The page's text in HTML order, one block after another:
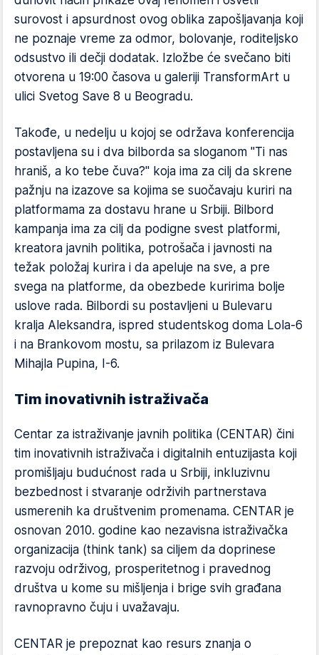
surovost i apsurdnost ovog oblika zapošljavanja koji
ne poznaje vreme za odmor, bolovanje, roditeljsko
odsustvo ili dečji dodatak. Izložbe će svečano biti
otvorena u 19:00 časova u galeriji TransformArt u
ulici Svetog Save 8 u Beogradu.
Takođe, u nedelju u kojoj se održava konferencija
postavljena su i dva bilborda sa sloganom "Ti nas
hraniš, a ko tebe čuva?" koja ima za cilj da skrene
pažnju na izazove sa kojima se suočavaju kuriri na
platformama za dostavu hrane u Srbiji. Bilbord
kampanja ima za cilj da podigne svest platformi,
kreatora javnih politika, potrošača i javnosti na
težak položaj kurira i da apeluje na sve, a pre
svega na platforme, da obezbede kuririma bolje
uslove rada. Bilbordi su postavljeni u Bulevaru
kralja Aleksandra, ispred studentskog doma Lola-6
i na Brankovom mostu, sa prilazom iz Bulevara
Mihajla Pupina, I-6.
Tim inovativnih istraživača
Centar za istraživanje javnih politika (CENTAR) čini
tim inovativnih istraživača i digitalnih entuzijasta koji
promišljaju budućnost rada u Srbiji, inkluzivnu
bezbednost i stvaranje održivih partnerstava
usmerenih ka društvenim promenama. CENTAR je
osnovan 2010. godine kao nezavisna istraživačka
organizacija (think tank) sa ciljem da doprinese
razvoju održivog, prosperitetnog i pravednog
društva u kome su mišljenja i brige svih građana
ravnopravno čuju i uvažavaju.
CENTAR je prepoznat kao resurs znanja o